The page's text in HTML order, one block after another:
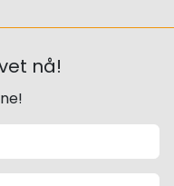
nå!